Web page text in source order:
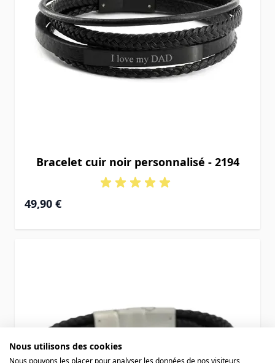
Bracelet cuir noir personnalisé - 2194
49,90 €
Nous utilisons des cookies
Nous pouvons les placer pour analyser les données de nos visiteurs,